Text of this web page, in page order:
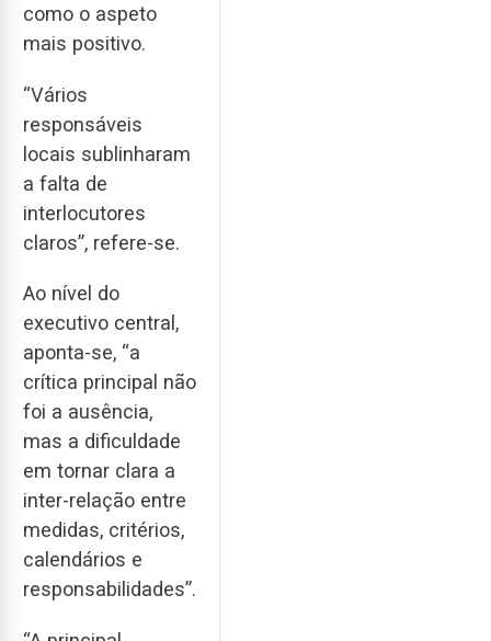
como o aspeto
mais positivo.
“Vários
responsáveis
locais sublinharam
a falta de
interlocutores
claros”, refere-se.
Ao nível do
executivo central,
aponta-se, “a
crítica principal não
foi a ausência,
mas a dificuldade
em tornar clara a
inter-relação entre
medidas, critérios,
calendários e
responsabilidades”.